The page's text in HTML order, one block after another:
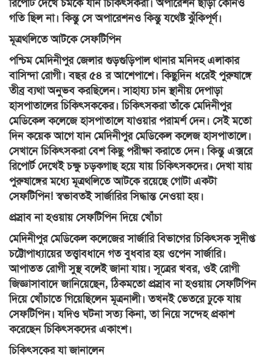
রিপোর্ট দেখে চমকে যান চিকিৎসকরা। অপারেশন ছাড়া কোনও
গতি ছিল না। কিন্তু সে অপারেশনও কিন্তু যথেষ্ট ঝুঁকিপূর্ণ।
মূত্রথলিতে আটকে সেফটিপিন
পশ্চিম মেদিনীপুর জেলার গুড়গুড়িপাল থানার মনিদহ এলাকার
বাসিন্দা রোগী। বছর ৫৪ র আশেপাশে। কিছুদিন ধরেই পুরুষাঙ্গে
তীব্র ব্যথা অনুভব করছিলেন। সাহায্য চান স্থানীয় দেপাড়া
হাসপাতালের চিকিৎসককের। চিকিৎসকরা তাঁকে মেদিনীপুর
মেডিকেল কলেজে হাসপাতালে যাওয়ার পরামর্শ দেন। সেই মতো
দিন কয়েক আগে যান মেদিনীপুর মেডিকেল কলেজ হাসপাতালে।
সেখানে চিকিৎসকরা বেশ কিছু পরীক্ষা করাতে দেন। কিন্তু এক্সরে
রিপোর্ট দেখেই চক্ষু চড়কগাছ হয়ে যায় চিকিৎসকদের। দেখা যায়
পুরুষাঙ্গের মধ্যে মূত্রথলিতে আটকে রয়েছে গোটা একটা
সেফটিপিন! স্বভাবতই সার্জারির সিদ্ধান্ত নেওয়া হয়।
প্রস্রাব না হওয়ায় সেফটিপিন দিয়ে খোঁচা
মেদিনীপুর মেডিকেল কলেজের সার্জারি বিভাগের চিকিৎসক সুদীপ্ত
চট্টোপাধ্যায়ের তত্ত্বাবধানে গত বুধবার হয় ওপেন সার্জারি।
আপাতত রোগী সুস্থ বলেই জানা যায়। সূত্রের খবর, ওই রোগী
জিজ্ঞাসাবাদে জানিয়েছেন, ঠিকমতো প্রস্রাব না হওয়ায় সেফটিপিন
দিয়ে খোঁচাতে গিয়েছিলেন মূত্রনালী। তখনই ভেতরে ঢুকে যায়
সেফটিপিন। যদিও ঘটনা সত্য কিনা, তা নিয়ে সন্দেহ প্রকাশ
করেছেন চিকিৎসকদের একাংশ।
চিকিৎসকের যা জানালেন